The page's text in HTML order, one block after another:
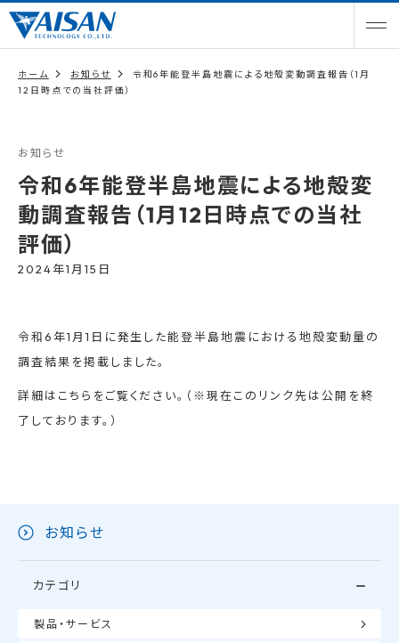
ホーム お知らせ
令和6年能登半島地震による地殻変動調査報告（1月
12日時点での当社評価）
お知らせ
令和6年能登半島地震による地殻変
動調査報告（1月12日時点での当社
評価）
2024年1月15日
令和6年1月1日に発生した能登半島地震における地殻変動量の
調査結果を掲載しました。
詳細はこちらをご覧ください。（※現在このリンク先は公開を終
了しております。）
お知らせ
カテゴリ
製品・サービス